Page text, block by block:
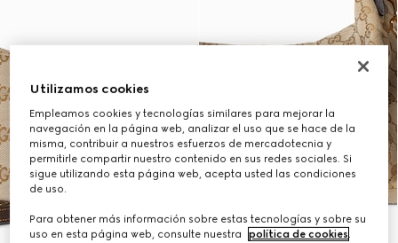
Utilizamos cookies
Empleamos cookies y tecnologías similares para mejorar la
navegación en la página web, analizar el uso que se hace de la
misma, contribuir a nuestros esfuerzos de mercadotecnia y
permitirle compartir nuestro contenido en sus redes sociales. Si
sigue utilizando esta página web, acepta usted las condiciones
de uso.
Para obtener más información sobre estas tecnologías y sobre su
uso en esta página web, consulte nuestra
política de cookies.